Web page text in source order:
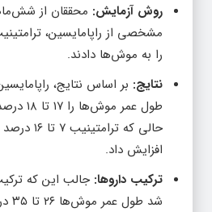
روش آزمایش: محققان از
مشخصی از راپامایسین،
را به موش‌ها دادند.
نتایج: بر اساس نتایج،
طول عمر
حالی که
افزایش داد.
ترکیب داروها: جالب این که